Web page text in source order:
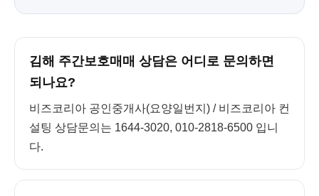
김해 주간보호매매 상담은 어디로 문의하면
되나요?
비즈코리아 공인중개사(요양일번지) / 비즈코리아 컨
설팅 상담문의는 1644-3020, 010-2818-6500 입니
다.